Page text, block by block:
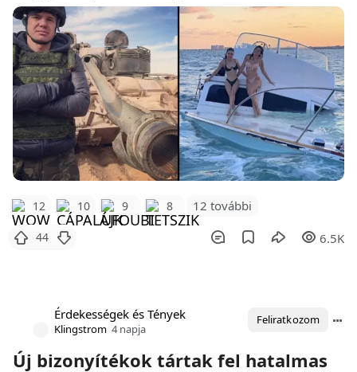
12 10 9 8 12 további
44 6.5K
Érdekességek és Tények
Klingstrom 4 napja
Feliratkozom
Új bizonyítékok tártak fel hatalmas